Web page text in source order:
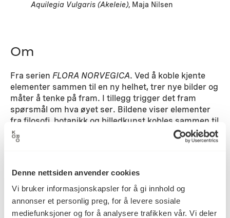
Denne nettsiden anvender cookies
Vi bruker informasjonskapsler for å gi innhold og
annonser et personlig preg, for å levere sosiale
mediefunksjoner og for å analysere trafikken vår. Vi deler
Aquilegia Vulgaris (Akeleie), Maja Nilsen
Om
Fra serienFLORA NORVEGICA. Ved å koble kjente
elementer sammen til en ny helhet, trer nye bilder og
måter å tenke på fram. I tillegg trigger det fram
spørsmål om hva øyet ser. Bildene viser elementer
fra filosofi, botanikk og billedkunst kobles sammen til
en ny helhet.
2008